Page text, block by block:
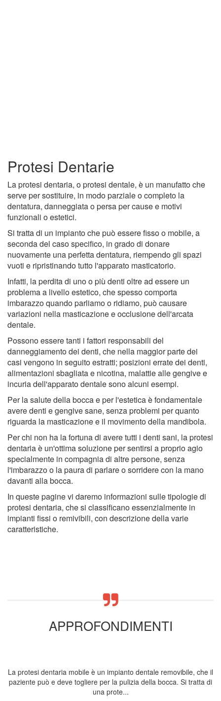
Protesi Dentarie
La protesi dentaria, o protesi dentale, è un manufatto che
serve per sostituire, in modo parziale o completo la
dentatura, danneggiata o persa per cause e motivi
funzionali o estetici.
Si tratta di un impianto che può essere fisso o mobile, a
seconda del caso specifico, in grado di donare
nuovamente una perfetta dentatura, riempendo gli spazi
vuoti e ripristinando tutto l'apparato masticatorio.
Infatti, la perdita di uno o più denti oltre ad essere un
problema a livello estetico, che spesso comporta
imbarazzo quando parliamo o ridiamo, può causare
variazioni nella masticazione e occlusione dell'arcata
dentale.
Possono essere tanti i fattori responsabili del
danneggiamento dei denti, che nella maggior parte dei
casi vengono in seguito estratti; posizioni errate dei denti,
alimentazioni sbagliata e nicotina, malattie alle gengive e
incuria dell'apparato dentale sono alcuni esempi.
Per la salute della bocca e per l'estetica è fondamentale
avere denti e gengive sane, senza problemi per quanto
riguarda la masticazione e il movimento della mandibola.
Per chi non ha la fortuna di avere tutti i denti sani, la protesi
dentaria è un'ottima soluzione per sentirsi a proprio agio
specialmente in compagnia di altre persone, senza
l'imbarazzo o la paura di parlare o sorridere con la mano
davanti alla bocca.
In queste pagine vi daremo informazioni sulle tipologie di
protesi dentaria, che si classificano essenzialmente in
impianti fissi o remivibili, con descrizione della varie
caratteristiche.
APPROFONDIMENTI
La protesi dentaria mobile è un impianto dentale removibile, che il
paziente può e deve togliere per la pulizia della bocca. Si tratta di
una prote...